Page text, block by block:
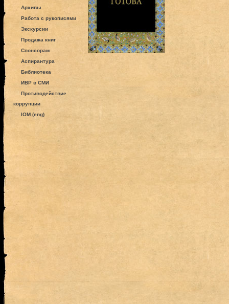
Архивы
Работа с рукописями
Экскурсии
Продажа книг
Спонсорам
Аспирантура
Библиотека
ИВР в СМИ
Противодействие
коррупции
IOM (eng)